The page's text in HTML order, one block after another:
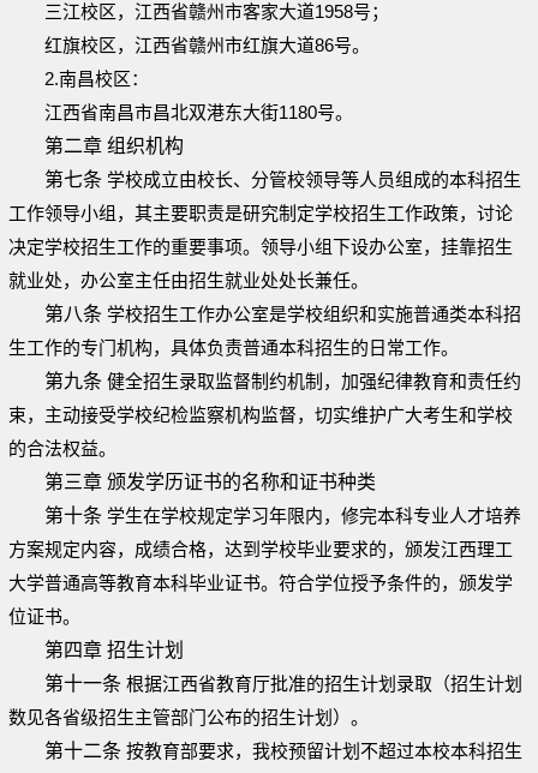
三江校区，江西省赣州市客家大道1958号；
红旗校区，江西省赣州市红旗大道86号。
2.南昌校区：
江西省南昌市昌北双港东大街1180号。
第二章 组织机构
第七条 学校成立由校长、分管校领导等人员组成的本科招生
工作领导小组，其主要职责是研究制定学校招生工作政策，讨论
决定学校招生工作的重要事项。领导小组下设办公室，挂靠招生
就业处，办公室主任由招生就业处处长兼任。
第八条 学校招生工作办公室是学校组织和实施普通类本科招
生工作的专门机构，具体负责普通本科招生的日常工作。
第九条 健全招生录取监督制约机制，加强纪律教育和责任约
束，主动接受学校纪检监察机构监督，切实维护广大考生和学校
的合法权益。
第三章 颁发学历证书的名称和证书种类
第十条 学生在学校规定学习年限内，修完本科专业人才培养
方案规定内容，成绩合格，达到学校毕业要求的，颁发江西理工
大学普通高等教育本科毕业证书。符合学位授予条件的，颁发学
位证书。
第四章 招生计划
第十一条 根据江西省教育厅批准的招生计划录取（招生计划
数见各省级招生主管部门公布的招生计划）。
第十二条 按教育部要求，我校预留计划不超过本校本科招生